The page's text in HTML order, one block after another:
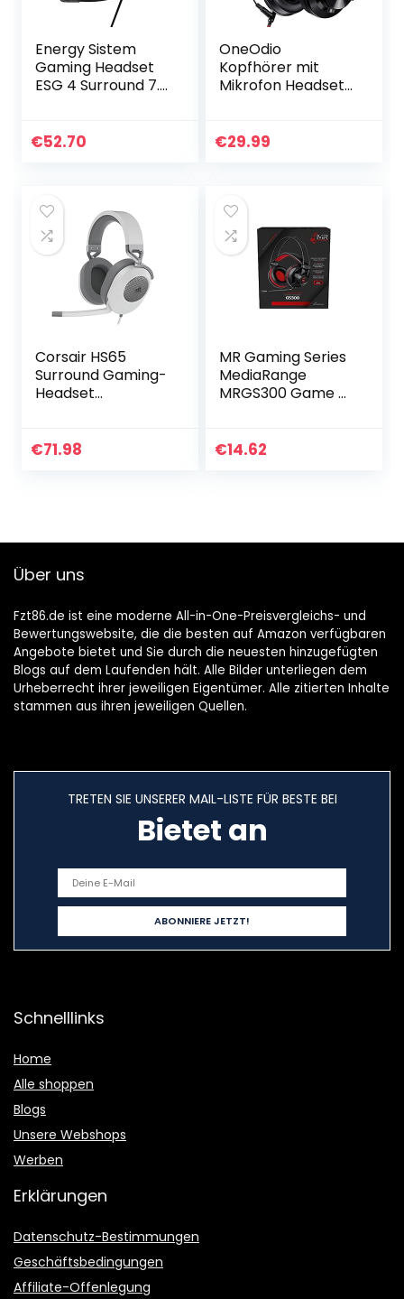
Energy Sistem
Gaming Headset
ESG 4 Surround 7.1
7.1 Surround-
€52.70
OneOdio
Kopfhörer mit
Mikrofon Headset
Boom Mic für
€29.99
Corsair HS65
Surround Gaming-
Headset
Memory-
€71.98
MR Gaming Series
MediaRange
MRGS300 Game 5.1
Kabel
€14.62
Über uns
Fzt86.de ist eine moderne All-in-One-Preisvergleichs- und
Bewertungswebsite, die die besten auf Amazon verfügbaren
Angebote bietet und Sie durch die neuesten hinzugefügten
Blogs auf dem Laufenden hält. Alle Bilder unterliegen dem
Urheberrecht ihrer jeweiligen Eigentümer. Alle zitierten Inhalte
stammen aus ihren jeweiligen Quellen.
TRETEN SIE UNSERER MAIL-LISTE FÜR BESTE BEI
Bietet an
Schnelllinks
Home
Alle shoppen
Blogs
Unsere Webshops
Werben
Erklärungen
Datenschutz-Bestimmungen
Geschäftsbedingungen
Affiliate-Offenlegung